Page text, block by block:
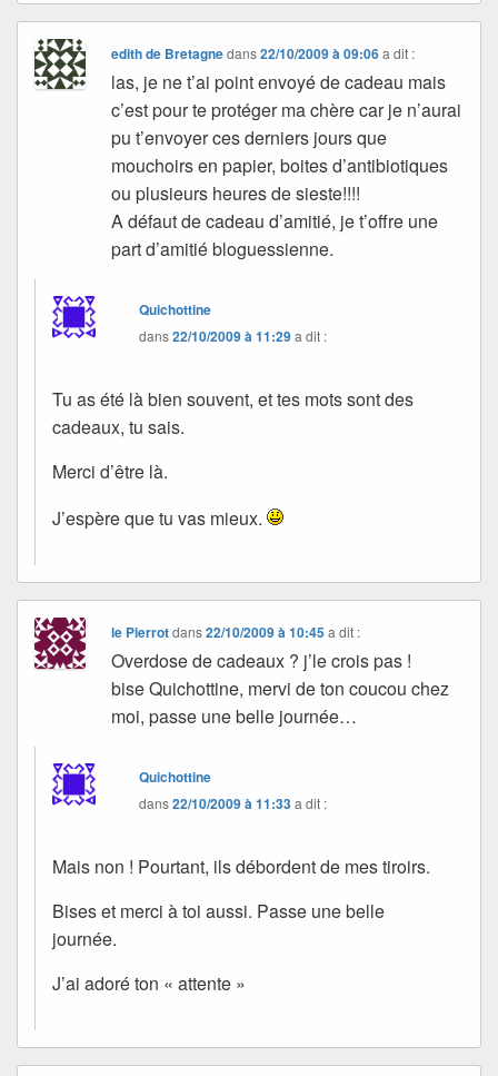
edith de Bretagnedans22/10/2009 à 09:06 a dit :
las, je ne t’ai point envoyé de cadeau mais
c’est pour te protéger ma chère car je n’aurai
pu t’envoyer ces derniers jours que
mouchoirs en papier, boites d’antibiotiques
ou plusieurs heures de sieste!!!!
A défaut de cadeau d’amitié, je t’offre une
part d’amitié bloguessienne.
Quichottine
dans22/10/2009 à 11:29a dit :
Tu as été là bien souvent, et tes mots sont des
cadeaux, tu sais.
Merci d’être là.
J’espère que tu vas mieux.
le Pierrotdans22/10/2009 à 10:45 a dit :
Overdose de cadeaux ? j’le crois pas !
bise Quichottine, mervi de ton coucou chez
moi, passe une belle journée…
Quichottine
dans22/10/2009 à 11:33a dit :
Mais non ! Pourtant, ils débordent de mes tiroirs.
Bises et merci à toi aussi. Passe une belle
journée.
J’ai adoré ton « attente »